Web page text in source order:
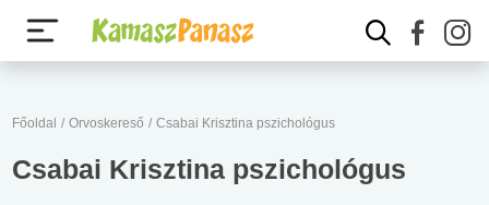
Főoldal / Orvoskereső / Csabai Krisztina pszichológus
Csabai Krisztina pszichológus